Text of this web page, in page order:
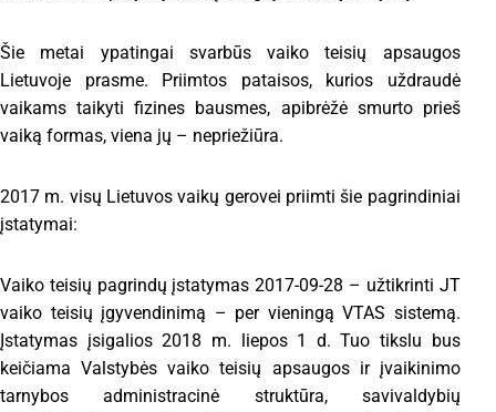
Šie metai ypatingai svarbūs vaiko teisių apsaugos
Lietuvoje prasme. Priimtos pataisos, kurios uždraudė
vaikams taikyti fizines bausmes, apibrėžė smurto prieš
vaiką formas, viena jų – nepriežiūra.
2017 m. visų Lietuvos vaikų gerovei priimti šie pagrindiniai
įstatymai:
Vaiko teisių pagrindų įstatymas 2017-09-28 – užtikrinti JT
vaiko teisių įgyvendinimą – per vieningą VTAS sistemą.
Įstatymas įsigalios 2018 m. liepos 1 d. Tuo tikslu bus
keičiama Valstybės vaiko teisių apsaugos ir įvaikinimo
tarnybos administracinė struktūra, savivaldybių